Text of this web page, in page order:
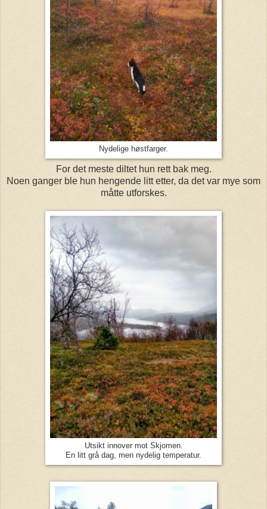
Nydelige høstfarger.
For det meste diltet hun rett bak meg.
Noen ganger ble hun hengende litt etter, da det var mye som
måtte utforskes.
Utsikt innover mot Skjomen.
En litt grå dag, men nydelig temperatur.